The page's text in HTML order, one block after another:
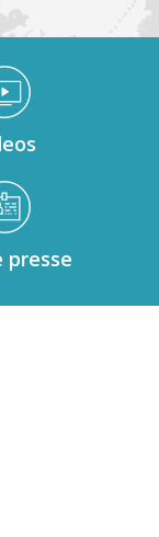
presse